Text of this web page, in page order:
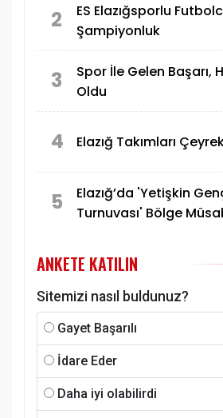
2
ES Elazığsporlu
Şampiyonluk
3
Spor İle Gelen Başarı,
Oldu
4 Elazığ Takımları
5
Elazığ’da 'Yetişkin
Turnuvası' Bölge
ANKETE KATILIN
Sitemizi nasıl buldunuz?
Gayet Başarılı
İdare Eder
Daha iyi olabilirdi